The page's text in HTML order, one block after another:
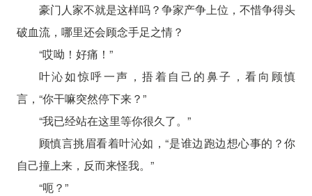
豪门人家不就是这样吗？争家产争上位，不惜争得头
破血流，哪里还会顾念手足之情？
“哎呦！好痛！”
叶沁如惊呼一声，捂着自己的鼻子，看向顾慎
言，“你干嘛突然停下来？”
“我已经站在这里等你很久了。”
顾慎言挑眉看着叶沁如，“是谁边跑边想心事的？你
自己撞上来，反而来怪我。”
“呃？”